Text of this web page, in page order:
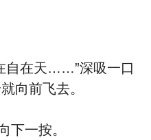
在天……”深吸一口
向前飞去。
一按。